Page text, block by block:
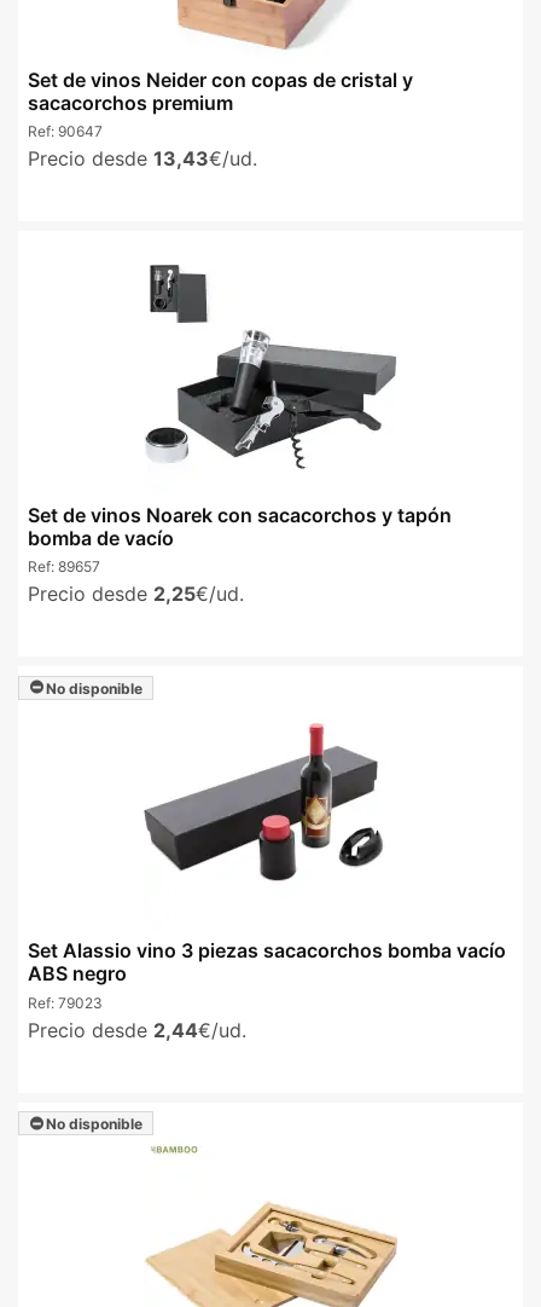
Set de vinos Neider con copas de cristal y
sacacorchos premium
Ref: 90647
Precio desde 13,43€/ud.
Set de vinos Noarek con sacacorchos y tapón
bomba de vacío
Ref: 89657
Precio desde 2,25€/ud.
No disponible
Set Alassio vino 3 piezas sacacorchos bomba vacío
ABS negro
Ref: 79023
Precio desde 2,44€/ud.
No disponible